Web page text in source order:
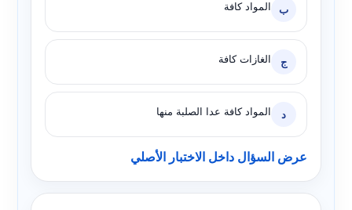
ب المواد كافة
ج الغازات كافة
د المواد كافة عدا الصلبة منها
عرض السؤال داخل الاختبار الأصلي